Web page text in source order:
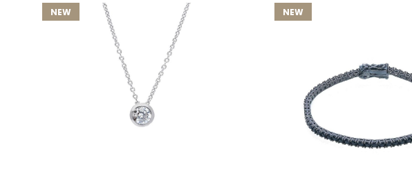
NEW NEW